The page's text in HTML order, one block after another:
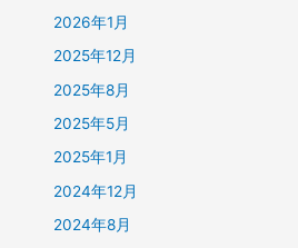
2026年1月
2025年12月
2025年8月
2025年5月
2025年1月
2024年12月
2024年8月